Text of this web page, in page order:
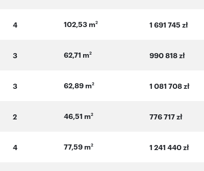
4 102,53 m2 1 691 745 zł
3 62,71 m2 990 818 zł
3 62,89 m2 1 081 708 zł
2 46,51 m2 776 717 zł
4 77,59 m2 1 241 440 zł